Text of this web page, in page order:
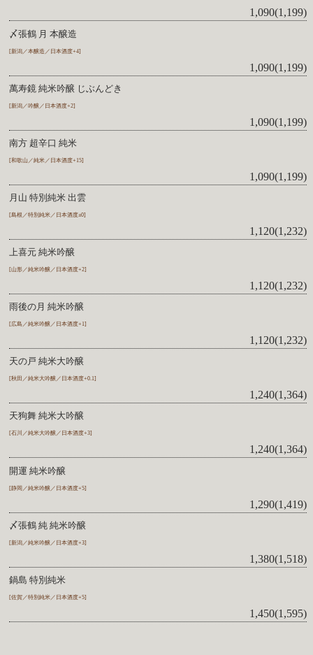
1,090(1,199)
〆張鶴 月 本醸造
[新潟／本醸造／日本酒度+4]
1,090(1,199)
萬寿鏡 純米吟醸 じぶんどき
[新潟／吟醸／日本酒度+2]
1,090(1,199)
南方 超辛口 純米
[和歌山／純米／日本酒度+15]
1,090(1,199)
月山 特別純米 出雲
[島根／特別純米／日本酒度±0]
1,120(1,232)
上喜元 純米吟醸
[山形／純米吟醸／日本酒度+2]
1,120(1,232)
雨後の月 純米吟醸
[広島／純米吟醸／日本酒度+1]
1,120(1,232)
天の戸 純米大吟醸
[秋田／純米大吟醸／日本酒度+0.1]
1,240(1,364)
天狗舞 純米大吟醸
[石川／純米大吟醸／日本酒度+3]
1,240(1,364)
開運 純米吟醸
[静岡／純米吟醸／日本酒度+5]
1,290(1,419)
〆張鶴 純 純米吟醸
[新潟／純米吟醸／日本酒度+3]
1,380(1,518)
鍋島 特別純米
[佐賀／特別純米／日本酒度+5]
1,450(1,595)